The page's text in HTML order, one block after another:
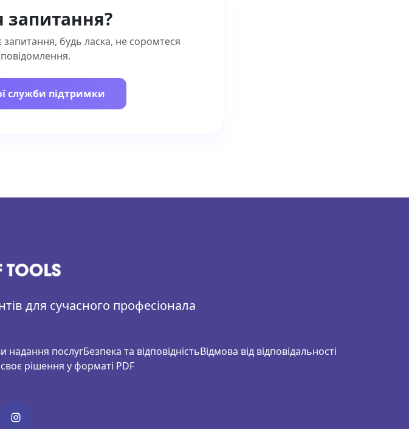
будь ласка, не соромтеся
служби підтримки
для сучасного професіонала
надання послугБезпека та відповідністьВідмова від відповідальності
рішення у форматі PDF